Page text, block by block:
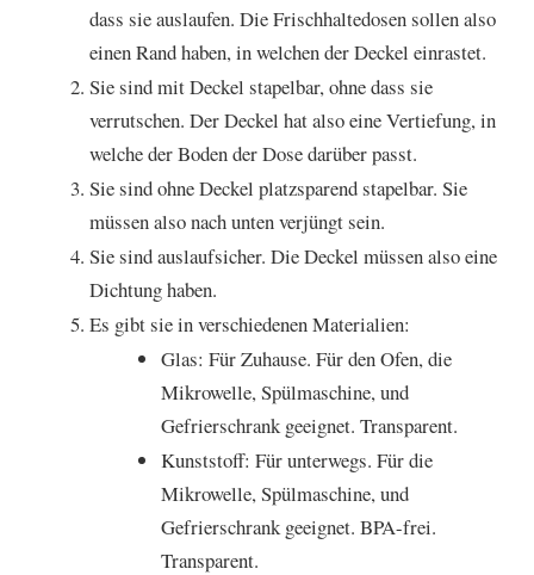
dass sie auslaufen. Die Frischhaltedosen sollen also
einen Rand haben, in welchen der Deckel einrastet.
Sie sind mit Deckel stapelbar, ohne dass sie
verrutschen. Der Deckel hat also eine Vertiefung, in
welche der Boden der Dose darüber passt.
Sie sind ohne Deckel platzsparend stapelbar. Sie
müssen also nach unten verjüngt sein.
Sie sind auslaufsicher. Die Deckel müssen also eine
Dichtung haben.
Es gibt sie in verschiedenen Materialien:
Glas: Für Zuhause. Für den Ofen, die
Mikrowelle, Spülmaschine, und
Gefrierschrank geeignet. Transparent.
Kunststoff: Für unterwegs. Für die
Mikrowelle, Spülmaschine, und
Gefrierschrank geeignet. BPA-frei.
Transparent.